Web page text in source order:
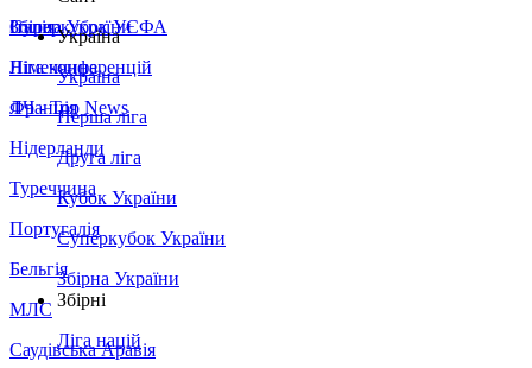
Збірна України
Італія
Німеччина
Франція
Нідерланди
Туреччина
Португалія
Бельгія
МЛС
Саудівська Аравія
Суперкубок УЄФА
Ліга конференцій
ЛЧ - Top News
Україна
Україна
Перша ліга
Друга ліга
Кубок України
Суперкубок України
Збірна України
Збірні
Ліга націй